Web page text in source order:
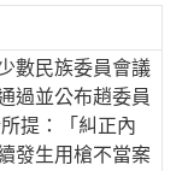
民族委員會議
過並公布趙委員
提：「糾正內
發生用槍不當案